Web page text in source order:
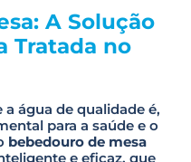
A Solução
Tratada no
água de qualidade é,
para a saúde e o
bebedouro de mesa
e eficaz, que